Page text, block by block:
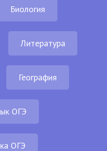
Биология
Литература
География
ОГЭ
ОГЭ